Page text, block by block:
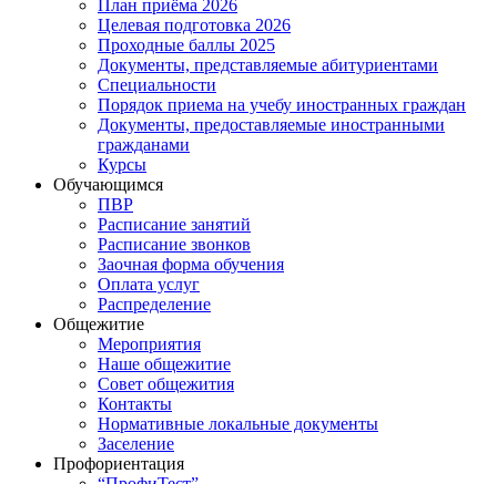
План приёма 2026
Целевая подготовка 2026
Проходные баллы 2025
Документы, представляемые абитуриентами
Специальности
Порядок приема на учебу иностранных граждан
Документы, предоставляемые иностранными
гражданами
Курсы
Обучающимся
ПВР
Расписание занятий
Расписание звонков
Заочная форма обучения
Оплата услуг
Распределение
Общежитие
Мероприятия
Наше общежитие
Совет общежития
Контакты
Нормативные локальные документы
Заселение
Профориентация